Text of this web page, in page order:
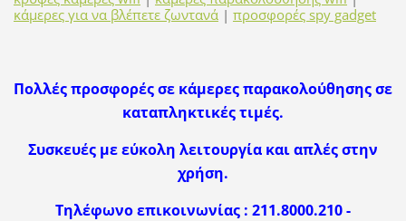
κάμερες για να βλέπετε ζωντανά | προσφορές spy gadget
Πολλές προσφορές σε κάμερες παρακολούθησης σε
καταπληκτικές τιμές.
Συσκευές με εύκολη λειτουργία και απλές στην
χρήση.
Τηλέφωνο επικοινωνίας : 211.8000.210 -